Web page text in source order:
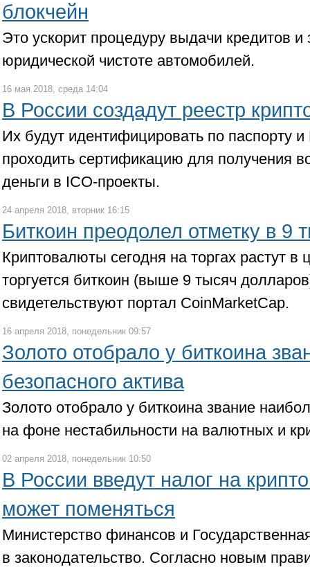
блокчейн
Это ускорит процедуру выдачи кредитов
юридической чистоте автомобилей.
16 мая 2018, среда 14:04
В России создадут реестр
Их будут идентифицировать по паспорту
проходить сертификацию для получения
деньги в ICO-проекты.
24 апреля 2018, вторник 16:15
Биткоин преодолел отметку в 9
Криптовалюты сегодня на торгах растут в
торгуется биткоин (выше 9 тысяч
свидетельствуют портал CoinMarketCap.
16 апреля 2018, понедельник 09:57
Золото отобрало у биткоина
безопасного актива
Золото отобрало у биткоина звание
на фоне нестабильности на валютных и
02 апреля 2018, понедельник 10:50
В России введут налог на
может поменяться
Министерство финансов и
в законодательство. Согласно новым